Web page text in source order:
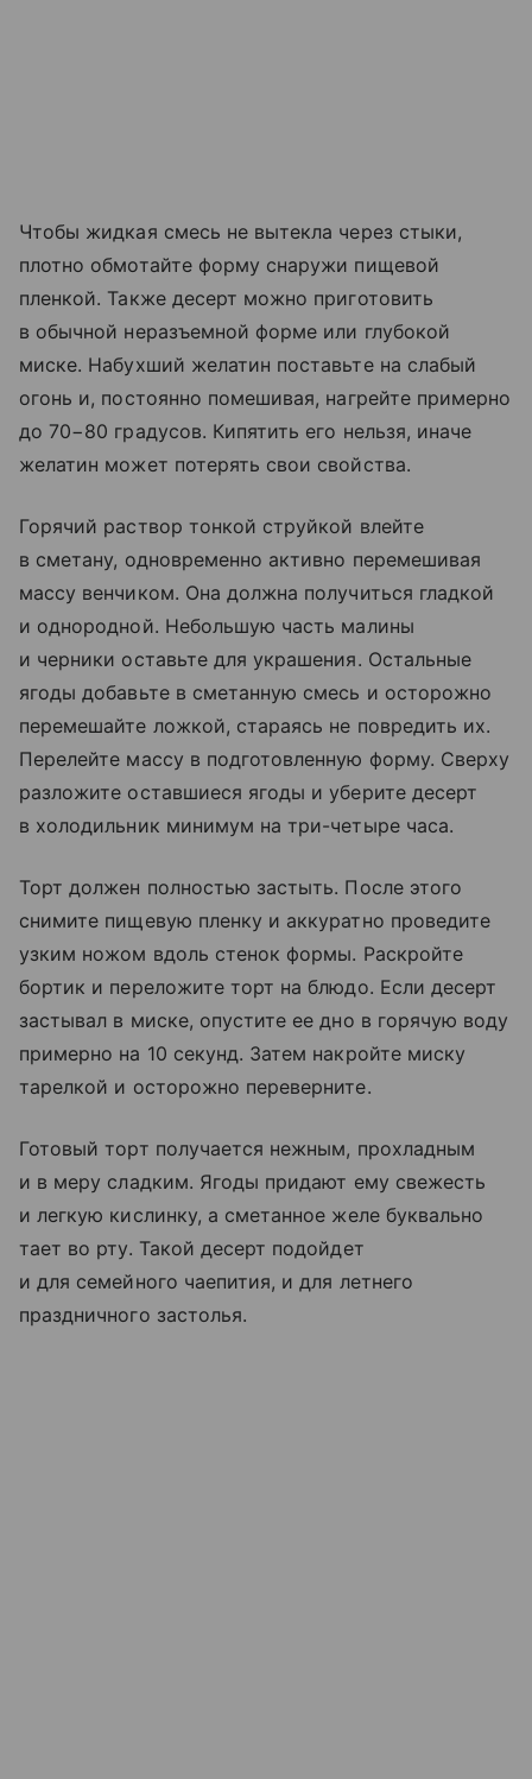
Чтобы жидкая смесь не вытекла через стыки,
плотно обмотайте форму снаружи пищевой
пленкой. Также десерт можно приготовить
в обычной неразъемной форме или глубокой
миске. Набухший желатин поставьте на слабый
огонь и, постоянно помешивая, нагрейте примерно
до 70−80 градусов. Кипятить его нельзя, иначе
желатин может потерять свои свойства.
Горячий раствор тонкой струйкой влейте
в сметану, одновременно активно перемешивая
массу венчиком. Она должна получиться гладкой
и однородной. Небольшую часть малины
и черники оставьте для украшения. Остальные
ягоды добавьте в сметанную смесь и осторожно
перемешайте ложкой, стараясь не повредить их.
Перелейте массу в подготовленную форму. Сверху
разложите оставшиеся ягоды и уберите десерт
в холодильник минимум на три-четыре часа.
Торт должен полностью застыть. После этого
снимите пищевую пленку и аккуратно проведите
узким ножом вдоль стенок формы. Раскройте
бортик и переложите торт на блюдо. Если десерт
застывал в миске, опустите ее дно в горячую воду
примерно на 10 секунд. Затем накройте миску
тарелкой и осторожно переверните.
Готовый торт получается нежным, прохладным
и в меру сладким. Ягоды придают ему свежесть
и легкую кислинку, а сметанное желе буквально
тает во рту. Такой десерт подойдет
и для семейного чаепития, и для летнего
праздничного застолья.